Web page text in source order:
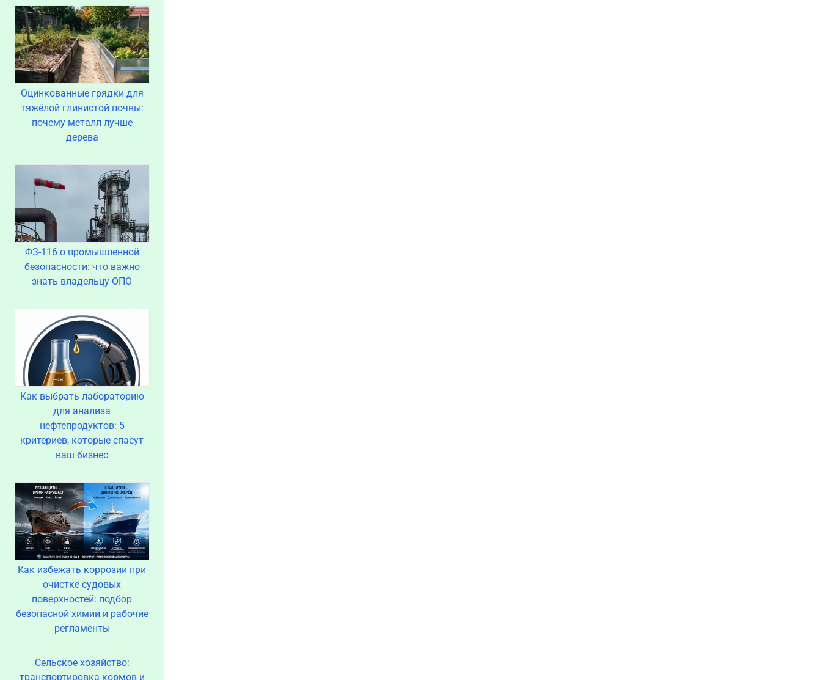
Оцинкованные грядки для
тяжёлой глинистой почвы:
почему металл лучше
дерева
ФЗ-116 о промышленной
безопасности: что важно
знать владельцу ОПО
Как выбрать лабораторию
для анализа
нефтепродуктов: 5
критериев, которые спасут
ваш бизнес
Как избежать коррозии при
очистке судовых
поверхностей: подбор
безопасной химии и рабочие
регламенты
Сельское хозяйство:
транспортировка кормов и